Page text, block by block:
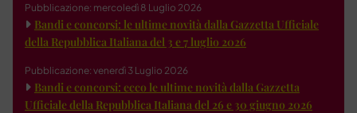
Pubblicazione: mercoledì 8 Luglio 2026
Bandi e concorsi: le ultime novità dalla Gazzetta Ufficiale
della Repubblica Italiana del 3 e 7 luglio 2026
Pubblicazione: venerdì 3 Luglio 2026
Bandi e concorsi: ecco le ultime novità dalla Gazzetta
Ufficiale della Repubblica Italiana del 26 e 30 giugno 2026